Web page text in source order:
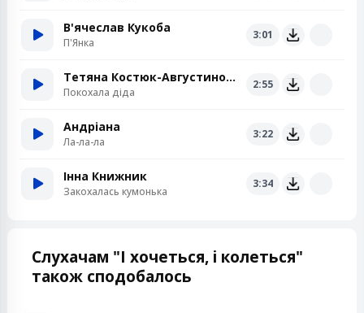
В'ячеслав Кукоба
П'Янка
3:01
Тетяна Костюк-Августинович
Покохала діда
2:55
Андріана
Ла-ла-ла
3:22
Інна Книжник
Закохалась кумонька
3:34
Слухачам "І хочеться, і колеться"
також сподобалось